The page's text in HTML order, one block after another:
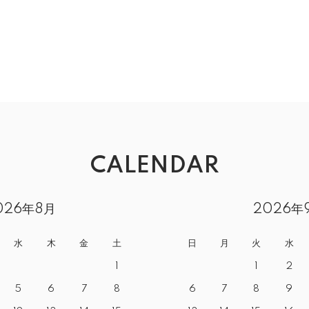
CALENDAR
年8月
水 木 金 土
5 6 7 8
2026年
日 月 火 水
2
6 7 8 9